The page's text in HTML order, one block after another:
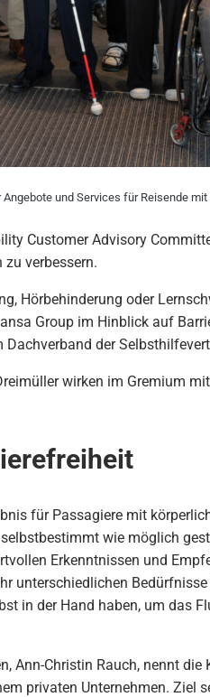
und Services für Reisende
Customer Advisory
verbessern.
Hörbehinderung oder
Group im Hinblick auf
der
wirken im Gremium
für Passagiere mit
wie möglich
Erkenntnissen und
unterschiedlichen
in der Hand haben, um das
Ann-Christin Rauch, nennt
privaten Unternehmen. Ziel